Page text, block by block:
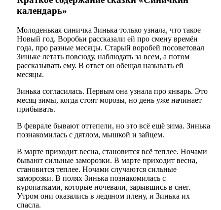
календарь»
Молоденькая синичка Зинька только узнала, что такое
Новый год. Воробьи рассказали ей про смену времён
года, про разные месяцы. Старый воробей посоветовал
Зиньке летать повсюду, наблюдать за всем, а потом
рассказывать ему. В ответ он обещал называть ей
месяцы.
Зинька согласилась. Первым она узнала про январь. Это
месяц зимы, когда стоят морозы, но день уже начинает
прибывать.
В феврале бывают оттепели, но это всё ещё зима. Зинька
познакомилась с дятлом, мышкой и зайцем.
В марте приходит весна, становится всё теплее. Ночами
бывают сильные заморозки. В марте приходит весна,
становится теплее. Ночами случаются сильные
заморозки. В полях Зинька познакомилась с
куропатками, которые ночевали, зарывшись в снег.
Утром они оказались в ледяном плену, и Зинька их
спасла.